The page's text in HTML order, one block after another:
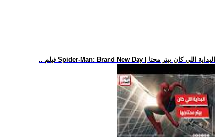
.. فيلم Spider-Man: Brand New Day | البداية اللي كان بيتر محتا